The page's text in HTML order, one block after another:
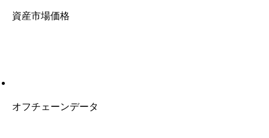
資産市場価格
オフチェーンデータ